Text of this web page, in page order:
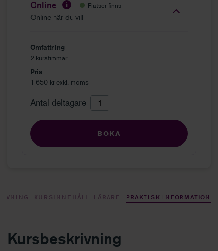
Online Platser finns
Online när du vill
Omfattning
2 kurstimmar
Pris
1 650 kr exkl. moms
Antal deltagare
BOKA
KURSINNEHÅLL LÄRARE PRAKTISK INFORMATION
Kursbeskrivning